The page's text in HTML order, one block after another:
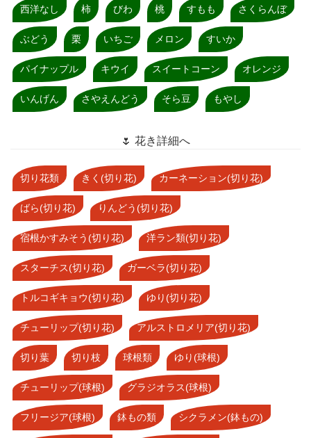
西洋なし 柿 びわ 桃 すもも さくらんぼ
ぶどう 栗 いちご メロン すいか
パイナップル キウイ スイートコーン オレンジ
いんげん さやえんどう そら豆 もやし
🌷 花き詳細へ
切り花類 きく(切り花) カーネーション(切り花)
ばら(切り花) りんどう(切り花)
宿根かすみそう(切り花) 洋ラン類(切り花)
スターチス(切り花) ガーベラ(切り花)
トルコギキョウ(切り花) ゆり(切り花)
チューリップ(切り花) アルストロメリア(切り花)
切り葉 切り枝 球根類 ゆり(球根)
チューリップ(球根) グラジオラス(球根)
フリージア(球根) 鉢もの類 シクラメン(鉢もの)